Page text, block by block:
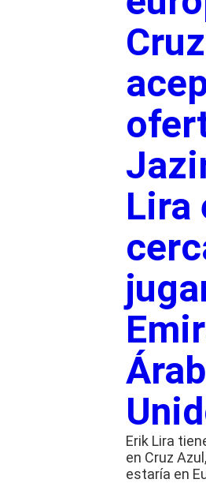
Lira
Erik Lira
en Cruz
estaría en